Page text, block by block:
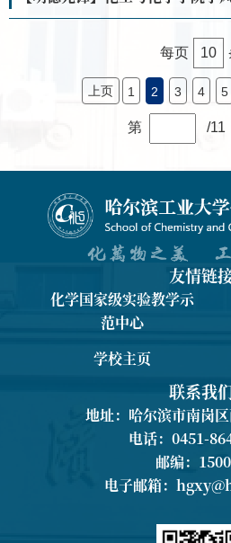
每页 10
上页 1 2 3 4 5
第 /11
友情链
化学国家级实验教学示
范中心
学校主页
联系我
地址：哈尔滨市南岗
电话：0451-
邮编：
电子邮箱：